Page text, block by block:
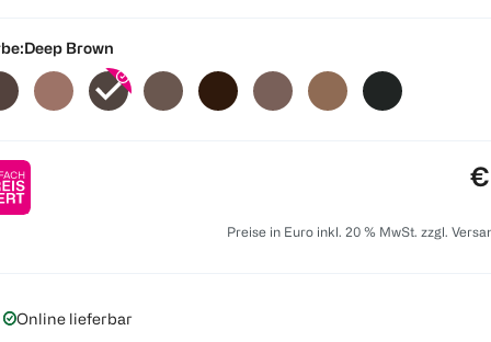
Deep Brown
€
Preise in Euro inkl. 20 % MwSt. zzgl.
Online lieferbar